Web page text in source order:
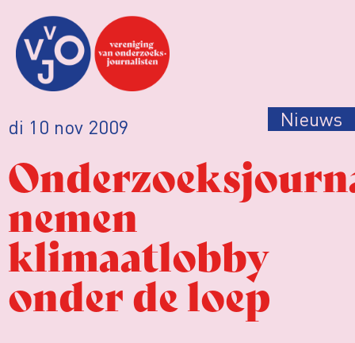
di 10 nov 2009 Nieuws
nemen
klimaatlobby
onder de loep